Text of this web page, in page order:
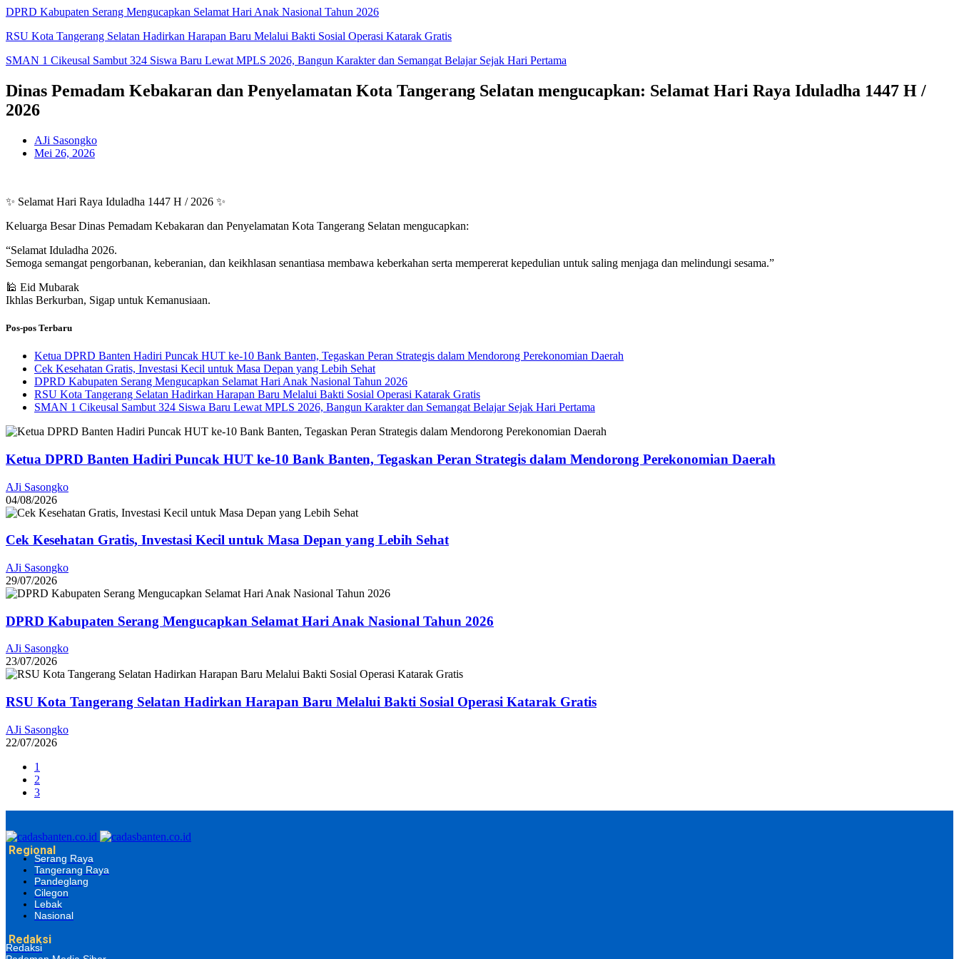
DPRD Kabupaten Serang Mengucapkan Selamat Hari Anak Nasional Tahun 2026
RSU Kota Tangerang Selatan Hadirkan Harapan Baru Melalui Bakti Sosial Operasi Katarak Gratis
SMAN 1 Cikeusal Sambut 324 Siswa Baru Lewat MPLS 2026, Bangun Karakter dan Semangat Belajar Sejak Hari Pertama
Dinas Pemadam Kebakaran dan Penyelamatan Kota Tangerang Selatan mengucapkan: Selamat Hari Raya Iduladha 1447 H /
2026
AJi Sasongko
Mei 26, 2026
✨ Selamat Hari Raya Iduladha 1447 H / 2026 ✨
Keluarga BesarDinas Pemadam Kebakaran dan Penyelamatan Kota Tangerang Selatan mengucapkan:
“Selamat Iduladha 2026.
Semoga semangat pengorbanan, keberanian, dan keikhlasan senantiasa membawa keberkahan serta mempererat kepedulian untuk saling menjaga dan melindungi sesama.”
🕌 Eid Mubarak
Ikhlas Berkurban, Sigap untuk Kemanusiaan.
Pos-pos Terbaru
Ketua DPRD Banten Hadiri Puncak HUT ke-10 Bank Banten, Tegaskan Peran Strategis dalam Mendorong Perekonomian Daerah
Cek Kesehatan Gratis, Investasi Kecil untuk Masa Depan yang Lebih Sehat
DPRD Kabupaten Serang Mengucapkan Selamat Hari Anak Nasional Tahun 2026
RSU Kota Tangerang Selatan Hadirkan Harapan Baru Melalui Bakti Sosial Operasi Katarak Gratis
SMAN 1 Cikeusal Sambut 324 Siswa Baru Lewat MPLS 2026, Bangun Karakter dan Semangat Belajar Sejak Hari Pertama
Ketua DPRD Banten Hadiri Puncak HUT ke-10 Bank Banten, Tegaskan Peran Strategis dalam Mendorong Perekonomian Daerah
AJi Sasongko
04/08/2026
Cek Kesehatan Gratis, Investasi Kecil untuk Masa Depan yang Lebih Sehat
AJi Sasongko
29/07/2026
DPRD Kabupaten Serang Mengucapkan Selamat Hari Anak Nasional Tahun 2026
AJi Sasongko
23/07/2026
RSU Kota Tangerang Selatan Hadirkan Harapan Baru Melalui Bakti Sosial Operasi Katarak Gratis
AJi Sasongko
22/07/2026
1
2
3
Regional
Serang Raya
Tangerang Raya
Pandeglang
Cilegon
Lebak
Nasional
Redaksi
Redaksi